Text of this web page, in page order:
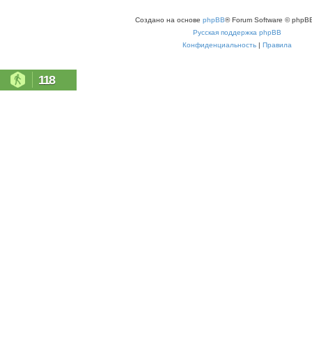
Создано на основе phpBB® Forum Software ©
Русская поддержка phpBB
Конфиденциальность | Правила
118